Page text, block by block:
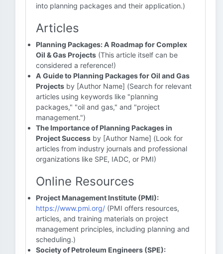
into planning packages and their application.)
Articles
Planning Packages: A Roadmap for Complex
Oil & Gas Projects (This article itself can be
considered a reference!)
A Guide to Planning Packages for Oil and Gas
Projects by [Author Name] (Search for relevant
articles using keywords like "planning
packages," "oil and gas," and "project
management.")
The Importance of Planning Packages in
Project Success by [Author Name] (Look for
articles from industry journals and professional
organizations like SPE, IADC, or PMI)
Online Resources
Project Management Institute (PMI):
https://www.pmi.org/ (PMI offers resources,
articles, and training materials on project
management principles, including planning and
scheduling.)
Society of Petroleum Engineers (SPE):